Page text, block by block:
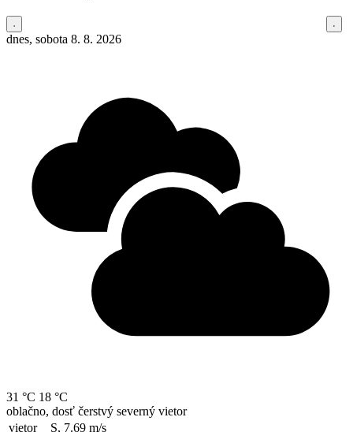
dnes, sobota 8. 8. 2026
31 °C 18 °C
oblačno, dosť čerstvý severný vietor
vietor
S, 7.69 m/s